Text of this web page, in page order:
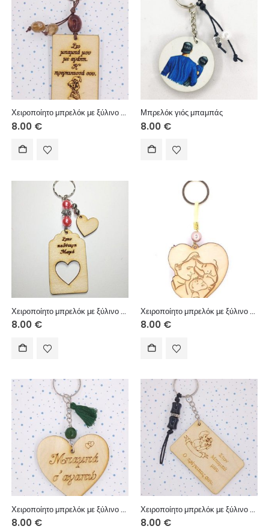
Χειροποίητο μπρελόκ με ξύλινο στοιχείο, ακρυλικές χάντρες, μακραμέ κορδόνι.
8.00 €
Μπρελόκ γιός μπαμπάς
8.00 €
Χειροποίητο μπρελόκ με ξύλινο στοιχείο, ακρυλικές χάντρες και μεταλλικά στοιχεία.
8.00 €
Χειροποίητο μπρελόκ με ξύλινο στοιχείο, κεραμική χάντρα, σουετ κορδόνι.
8.00 €
Χειροποίητο μπρελόκ με ξύλινο στοιχείο, χάντρα αχάτης, χειροποίητη φούντα.
8.00 €
Χειροποίητο μπρελόκ με ξύλινο στοιχείο, ακρυλικές χάντρες, μεταλλικό στοιχείο, μακραμέ κορδόνι.
8.00 €